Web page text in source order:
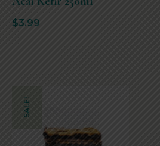
$3.99
SALE!